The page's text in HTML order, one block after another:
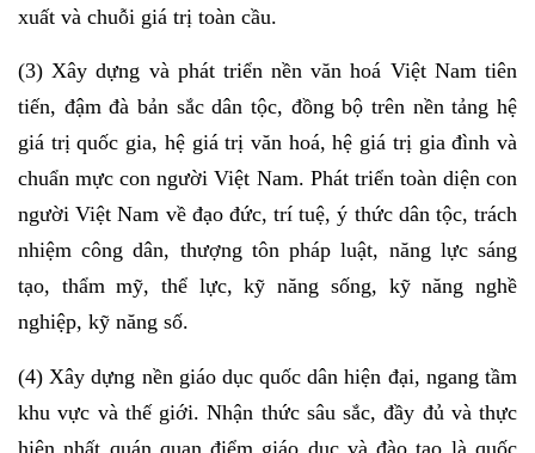
xuất và chuỗi giá trị toàn cầu.
(3) Xây dựng và phát triển nền văn hoá Việt Nam tiên
tiến, đậm đà bản sắc dân tộc, đồng bộ trên nền tảng hệ
giá trị quốc gia, hệ giá trị văn hoá, hệ giá trị gia đình và
chuẩn mực con người Việt Nam. Phát triển toàn diện con
người Việt Nam về đạo đức, trí tuệ, ý thức dân tộc, trách
nhiệm công dân, thượng tôn pháp luật, năng lực sáng
tạo, thẩm mỹ, thể lực, kỹ năng sống, kỹ năng nghề
nghiệp, kỹ năng số.
(4) Xây dựng nền giáo dục quốc dân hiện đại, ngang tầm
khu vực và thế giới. Nhận thức sâu sắc, đầy đủ và thực
hiện nhất quán quan điểm giáo dục và đào tạo là quốc